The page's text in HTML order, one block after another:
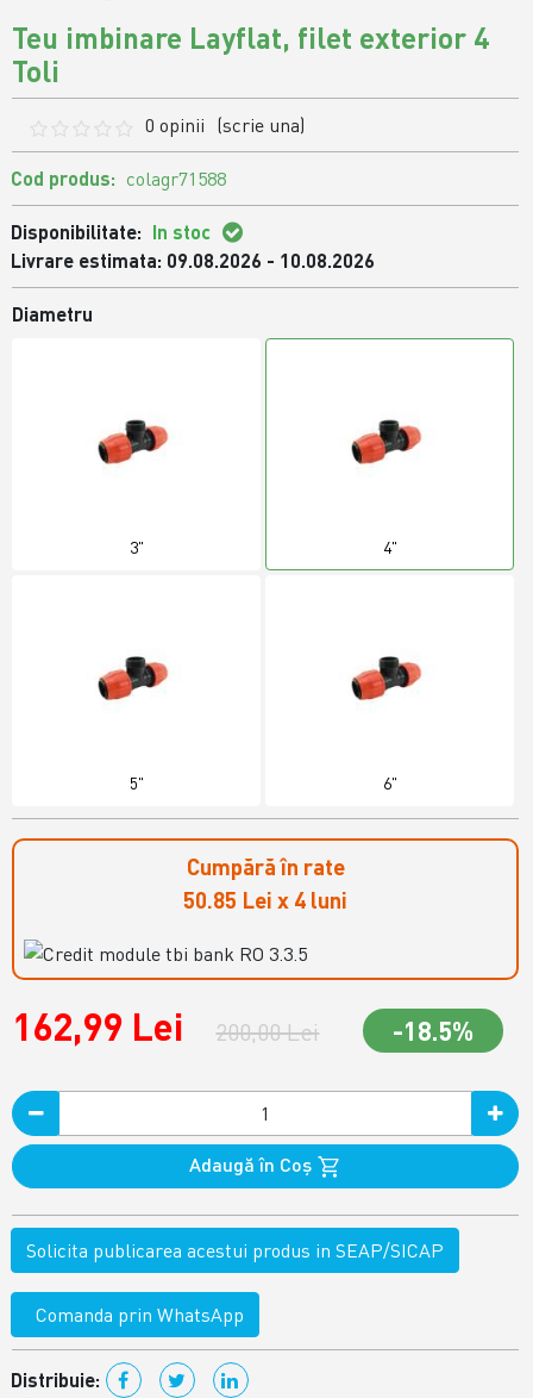
Teu imbinare Layflat, filet exterior 4
Toli
0 opinii (scrie una)
Cod produs: colagr71588
Disponibilitate: In stoc
Livrare estimata: 09.08.2026 - 10.08.2026
Diametru
3" 4"
5" 6"
Cumpără în rate
50.85 Lei x 4 luni
162,99 Lei 200,00 Lei -18.5%
Adaugă în Coş
Solicita publicarea acestui produs in SEAP/SICAP
Comanda prin WhatsApp
Distribuie: